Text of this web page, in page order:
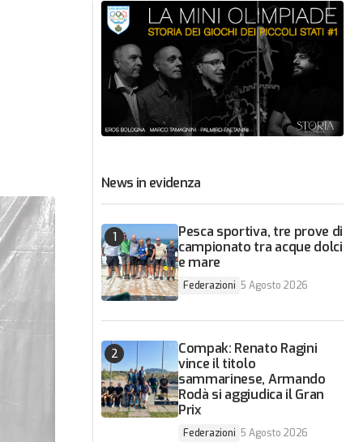
News in evidenza
Pesca sportiva, tre prove di
campionato tra acque dolci
e mare
Federazioni 5 Agosto 2026
Compak: Renato Ragini
vince il titolo
sammarinese, Armando
Rodà si aggiudica il Gran
Prix
Federazioni 5 Agosto 2026